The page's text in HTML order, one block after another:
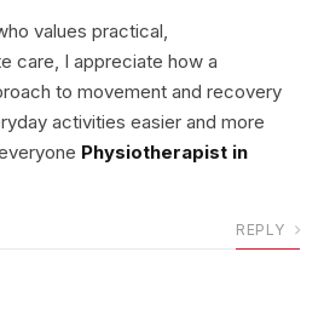
values practical,
care, I appreciate how a
to movement and recovery
activities easier and more
Physiotherapist in
REPLY